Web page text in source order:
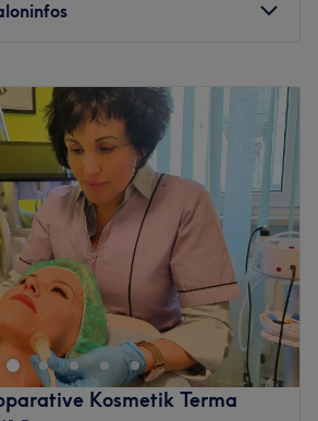
Erfahrung ein, um sicherzustellen,
gefällt
einladend, angenehm
Hochwertige Produkte
Verkehrsmittel
zur Salonansicht
08:00
08:00
08:00
17:00
08:00
09:00 –15:00
Geschlossen
in Leipzig-Euritzsch ist das Haus
apparative Kosmetik. Als
arbeitet der Salon mit
wie IPL-Hautverjüngung,
Ionenlifting sowie dauerhafter
3-Wellen-Diodenlaser oder IPL
Kosmetik Terma